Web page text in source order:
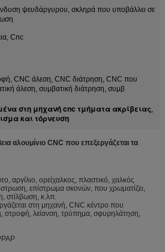
ψευδάργυρου, σκληρά που υποβάλλει σε
Cnc
CNC άλεση, CNC διάτρηση, CNC που
άλεση, συμβατική διάτρηση, συμβ
στη μηχανή cnc τμήματα ακρίβειας,
και τόρνευση
αλουμίνιο CNC που επεξεργάζεται τα
αργίλιο, ορείχαλκος, πλαστικό, χαλκός
επίστρωμα σκονών, που χρωματίζει,
στίλβωση, κ.λπ.
στη μηχανή, CNC κέντρο που
στροφή, λείανση, τρύπημα, σφυρηλάτηση,